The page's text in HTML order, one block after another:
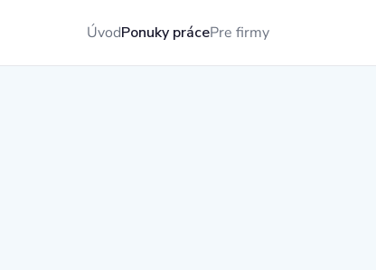
ÚvodPonuky prácePre firmy